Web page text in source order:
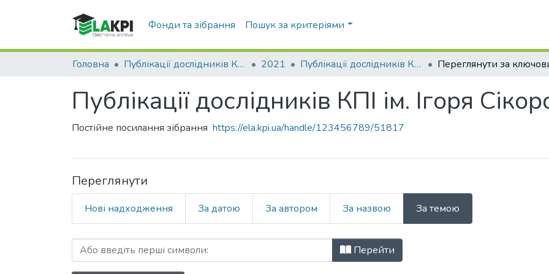
Фонди та зібрання Пошук за критеріями
Головна Публікації дослідників КПІ ім. Ігоря Сікорського у Scopus / Web of Science 2021 Публікації дослідників КПІ ім. Ігоря Сікорського у Scopus
Публікації дослідників КПІ ім. Ігоря
Постійне посилання зібрання https://ela.kpi.ua/handle/123456789/51817
Переглянути
Нові надходження За датою За автором За назвою За темою
Перегляд Публікації дослідників КПІ ім. Ігоря
Перейти